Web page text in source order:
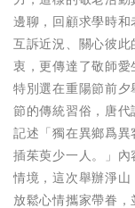
邊聊，回顧求學時
互訴近況、關心彼
衷，更傳達了敬師愛
特別選在重陽節前
節的傳統習俗，唐
記述「獨在異鄉爲
插茱萸少一人。」
情境，這次舉辦淨
放鬆心情攜家帶眷